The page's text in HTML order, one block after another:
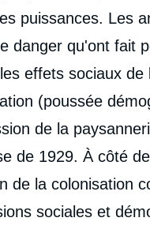
puissances. Les
danger qu'ont fait
effets sociaux de
(poussée
de la
de 1929. À côté
de la colonisation
sociales et